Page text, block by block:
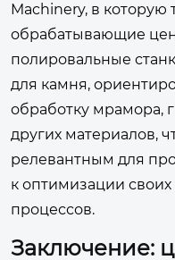
Machinery, в которую
обрабатывающие
полировальные
для камня,
обработку мрамора,
других материалов,
релевантным для
к оптимизации своих
процессов.
Заключение: